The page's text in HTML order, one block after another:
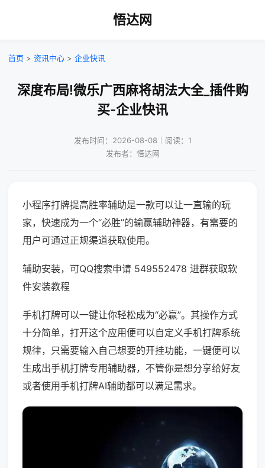
悟达网
首页 > 资讯中心 > 企业快讯
深度布局!微乐广西麻将胡法大全_插件购
买-企业快讯
发布时间：2026-08-08｜阅读：1
发布者：悟达网
小程序打牌提高胜率辅助是一款可以让一直输的玩
家，快速成为一个“必胜”的输赢辅助神器，有需要的
用户可通过正规渠道获取使用。
辅助安装，可QQ搜索申请 549552478 进群获取软
件安装教程
手机打牌可以一键让你轻松成为“必赢”。其操作方式
十分简单，打开这个应用便可以自定义手机打牌系统
规律，只需要输入自己想要的开挂功能，一键便可以
生成出手机打牌专用辅助器，不管你是想分享给好友
或者使用手机打牌AI辅助都可以满足需求。